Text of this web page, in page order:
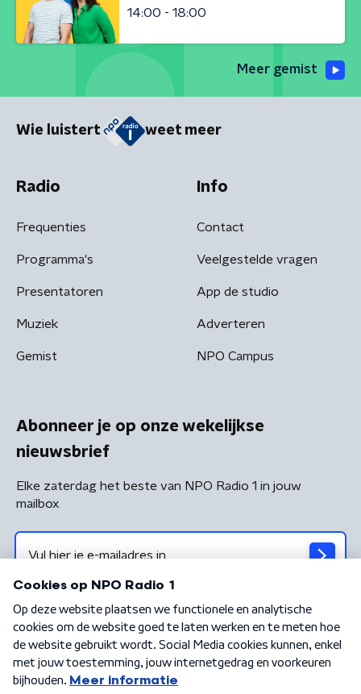
14:00 - 18:00
Meer gemist
Wie luistert weet meer
Radio
Frequenties
Programma's
Presentatoren
Muziek
Gemist
Info
Contact
Veelgestelde vragen
App de studio
Adverteren
NPO Campus
Abonneer je op onze wekelijkse
nieuwsbrief
Elke zaterdag het beste van NPO Radio 1 in jouw
mailbox
Algemene voorwaarden